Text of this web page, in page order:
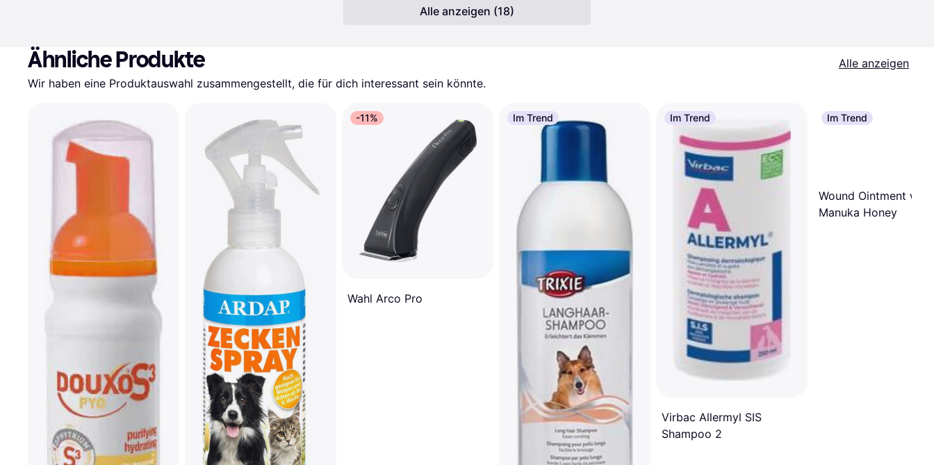
Alle anzeigen (18)
Ähnliche Produkte
Alle anzeigen
Wir haben eine Produktauswahl zusammengestellt, die für dich interessant sein könnte.
-11%
Wahl Arco Pro
Im Trend Im Trend
Virbac Allermyl SIS
Shampoo 2
Im Trend
Wound Ointment with
Manuka Honey